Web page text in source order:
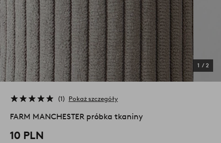
1 / 2
1 Pokaż szczegóły
FARM MANCHESTER próbka tkaniny
10 PLN